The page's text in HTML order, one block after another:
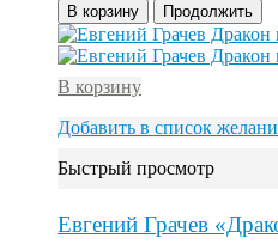
В корзину Продолжить
В корзину
Добавить в список
Быстрый просмотр
Евгений Грачев